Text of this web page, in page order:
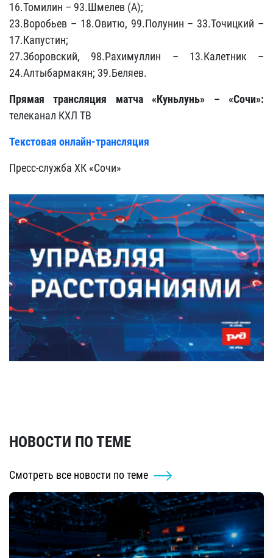
16.Томилин – 93.Шмелев (А);
23.Воробьев – 18.Овитю, 99.Полунин – 33.Точицкий –
17.Капустин;
27.Зборовский, 98.Рахимуллин – 13.Калетник –
24.Алтыбармакян; 39.Беляев.
Прямая трансляция матча «Куньлунь» – «Сочи»:
телеканал КХЛ ТВ
Текстовая онлайн-трансляция
Пресс-служба ХК «Сочи»
НОВОСТИ ПО ТЕМЕ
Смотреть все новости по теме